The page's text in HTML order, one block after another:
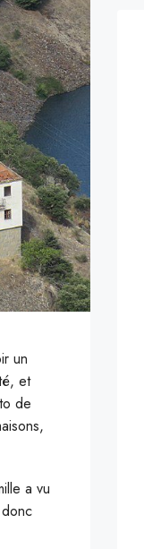
un
et
de
a vu